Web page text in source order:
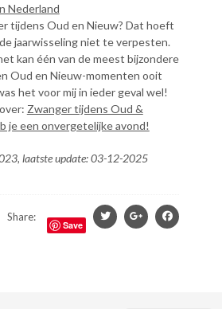
Nederland
tijdens Oud en Nieuw? Dat hoeft
jaarwisseling niet te verpesten.
kan één van de meest bijzondere
Oud en Nieuw-momenten ooit
het voor mij in ieder geval wel!
Zwanger tijdens Oud &
je een onvergetelijke avond!
laatste update: 03-12-2025
Share:
Save